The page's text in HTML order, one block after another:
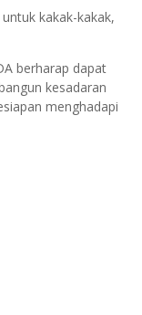
kakak-kakak,
berharap dapat
kesadaran
menghadapi